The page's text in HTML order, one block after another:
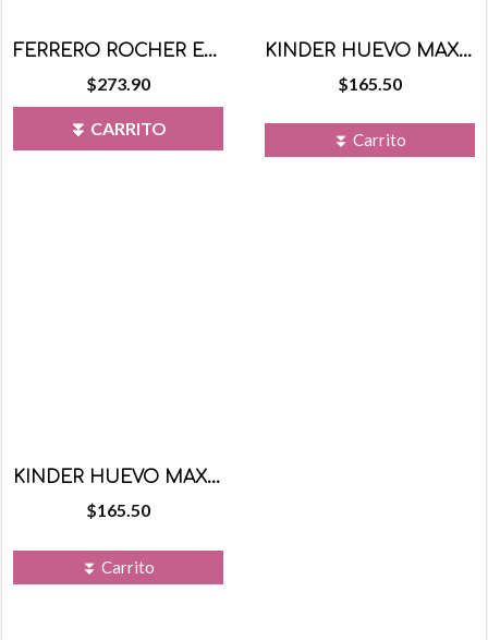
FERRERO ROCHER ESTUCHE 24 PZS
$273.90
⏬ CARRITO
KINDER HUEVO MAXI NIÑO
$165.50
⏬ Carrito
KINDER HUEVO MAXI NIÑA
$165.50
⏬ Carrito